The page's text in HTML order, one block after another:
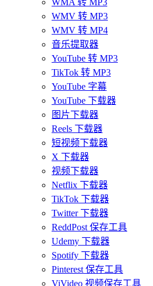
WMA 转 MP3
WMV 转 MP3
WMV 转 MP4
音乐提取器
YouTube 转 MP3
TikTok 转 MP3
YouTube 字幕
YouTube 下载器
图片下载器
Reels 下载器
短视频下载器
X 下载器
视频下载器
Netflix 下载器
TikTok 下载器
Twitter 下载器
ReddPost 保存工具
Udemy 下载器
Spotify 下载器
Pinterest 保存工具
ViVideo 视频保存工具